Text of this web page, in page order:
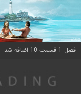
فصل 1 قسمت 10 اضافه شد